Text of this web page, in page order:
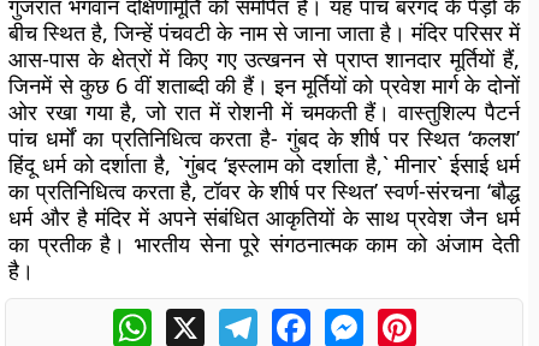
गुजरात भगवान दक्षिणामूर्ति को समर्पित है। यह पांच बरगद के पेड़ों के
बीच स्थित है, जिन्हें पंचवटी के नाम से जाना जाता है। मंदिर परिसर में
आस-पास के क्षेत्रों में किए गए उत्खनन से प्राप्त शानदार मूर्तियों हैं,
जिनमें से कुछ 6 वीं शताब्दी की हैं। इन मूर्तियों को प्रवेश मार्ग के दोनों
ओर रखा गया है, जो रात में रोशनी में चमकती हैं। वास्तुशिल्प पैटर्न
पांच धर्मों का प्रतिनिधित्व करता है- गुंबद के शीर्ष पर स्थित ‘कलश’
हिंदू धर्म को दर्शाता है, `गुंबद ‘इस्लाम को दर्शाता है,` मीनार` ईसाई धर्म
का प्रतिनिधित्व करता है, टॉवर के शीर्ष पर स्थित’ स्वर्ण-संरचना ‘बौद्ध
धर्म और है मंदिर में अपने संबंधित आकृतियों के साथ प्रवेश जैन धर्म
का प्रतीक है। भारतीय सेना पूरे संगठनात्मक काम को अंजाम देती
है।
WhatsApp
X TelegramFacebookMessengerPinterest